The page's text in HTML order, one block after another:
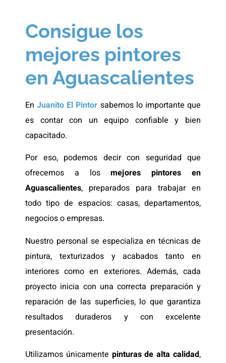
Consigue los
mejores pintores
en Aguascalientes
EnJuanito El Pintor sabemos lo importante que
es contar con un equipo confiable y bien
capacitado.
Por eso, podemos decir con seguridad que
ofrecemos a losmejores pintores en
Aguascalientes, preparados para trabajar en
todo tipo de espacios: casas, departamentos,
negocios o empresas.
Nuestro personal se especializa en técnicas de
pintura, texturizados y acabados tanto en
interiores como en exteriores. Además, cada
proyecto inicia con una correcta preparación y
reparación de las superficies, lo que garantiza
resultados duraderos y con excelente
presentación.
Utilizamos únicamente pinturas de alta calidad,